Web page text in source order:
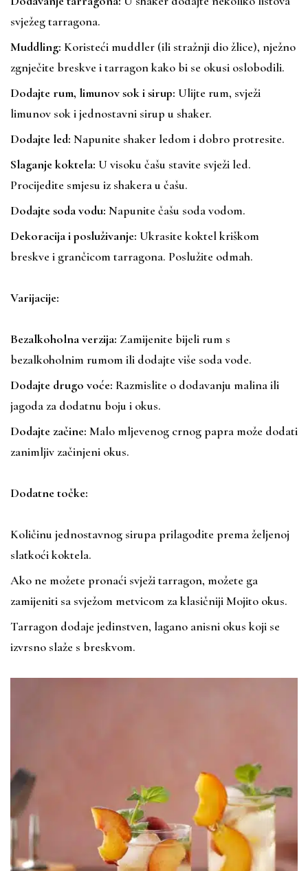
svježeg tarragona.
Muddling: Koristeći muddler (ili stražnji dio žlice), nježno
zgnječite breskve i tarragon kako bi se okusi oslobodili.
Dodajte rum, limunov sok i sirup: Ulijte rum, svježi
limunov sok i jednostavni sirup u shaker.
Dodajte led: Napunite shaker ledom i dobro protresite.
Slaganje koktela: U visoku čašu stavite svježi led.
Procijedite smjesu iz shakera u čašu.
Dodajte soda vodu: Napunite čašu soda vodom.
Dekoracija i posluživanje: Ukrasite koktel kriškom
breskve i grančicom tarragona. Poslužite odmah.
Varijacije:
Bezalkoholna verzija: Zamijenite bijeli rum s
bezalkoholnim rumom ili dodajte više soda vode.
Dodajte drugo voće: Razmislite o dodavanju malina ili
jagoda za dodatnu boju i okus.
Dodajte začine: Malo mljevenog crnog papra može dodati
zanimljiv začinjeni okus.
Dodatne točke:
Količinu jednostavnog sirupa prilagodite prema željenoj
slatkoći koktela.
Ako ne možete pronaći svježi tarragon, možete ga
zamijeniti sa svježom metvicom za klasičniji Mojito okus.
Tarragon dodaje jedinstven, lagano anisni okus koji se
izvrsno slaže s breskvom.